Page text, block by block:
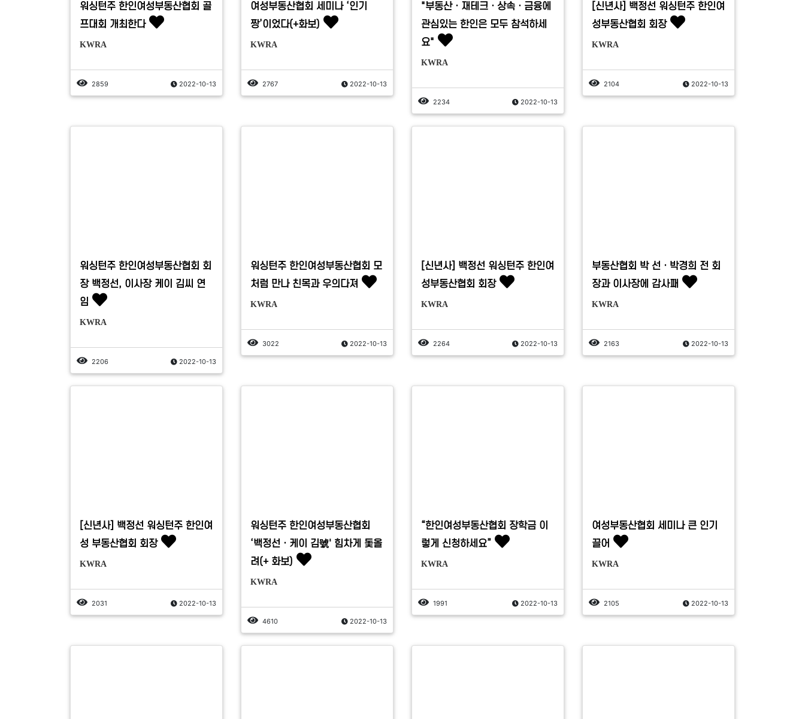
워싱턴주 한인여성부동산협회 골
프대회 개최한다
KWRA
2859 2022-10-13
여성부동산협회 세미나 ‘인기
짱’이었다(+화보)
KWRA
2767 2022-10-13
"부동산ㆍ재테크ㆍ상속ㆍ금융에
관심있는 한인은 모두 참석하세
요"
KWRA
2234 2022-10-13
[신년사] 백정선 워싱턴주 한인여
성부동산협회 회장
KWRA
2104 2022-10-13
워싱턴주 한인여성부동산협회 회
장 백정선, 이사장 케이 김씨 연
임
KWRA
2206 2022-10-13
워싱턴주 한인여성부동산협회 모
처럼 만나 친목과 우의다져
KWRA
3022 2022-10-13
[신년사] 백정선 워싱턴주 한인여
성부동산협회 회장
KWRA
2264 2022-10-13
부동산협회 박 선ㆍ박경희 전 회
장과 이사장에 감사패
KWRA
2163 2022-10-13
[신년사] 백정선 워싱턴주 한인여
성 부동산협회 회장
KWRA
2031 2022-10-13
워싱턴주 한인여성부동산협회
‘백정선ㆍ케이 김號' 힘차게 돛올
려(+ 화보)
KWRA
4610 2022-10-13
“한인여성부동산협회 장학금 이
렇게 신청하세요”
KWRA
1991 2022-10-13
여성부동산협회 세미나 큰 인기
끌어
KWRA
2105 2022-10-13